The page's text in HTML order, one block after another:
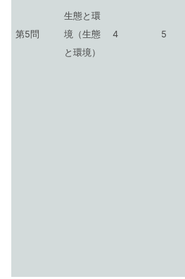
第5問
生態と環
境（生態
と環境）
4 5